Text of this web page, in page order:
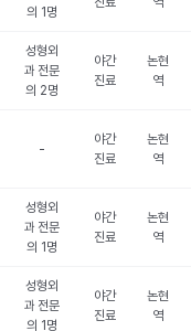
의 1명
성형외
과 전문
의 2명
야간
진료
논현
역
-
야간
진료
논현
역
성형외
과 전문
의 1명
야간
진료
논현
역
성형외
과 전문
의 1명
야간
진료
논현
역